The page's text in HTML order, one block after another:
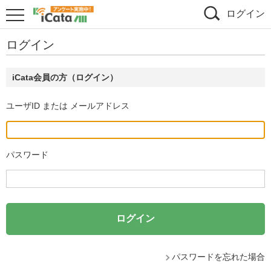
ログイン
ログイン
iCata会員の方（ログイン）
ユーザID または メールアドレス
パスワード
パスワードを忘れた場合